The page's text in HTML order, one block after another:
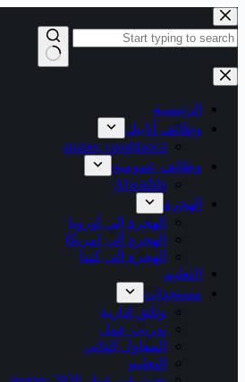
التجاوز
إلى
المحتوى
نتائج
الرئيسية
وظائف أنابيك
anapec casablanca
وظائف عمومية
Alwadifa
الهجرة
الهجرة إلى أوروبا
الهجرة الى امريكا
الهجرة الى كندا
التعليم
مستجدات
وثائق ادارية
تدريب عمل
المقاول الذاتي
التعليم